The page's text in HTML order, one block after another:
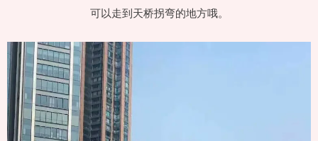
可以走到天桥拐弯的地方哦。